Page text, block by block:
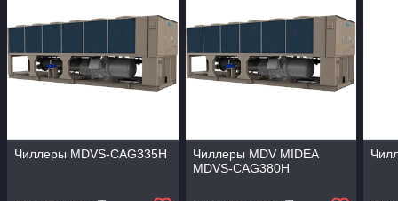
Чиллеры MDVS-CAG335H
Чиллеры MDV MIDEA
MDVS-CAG380H